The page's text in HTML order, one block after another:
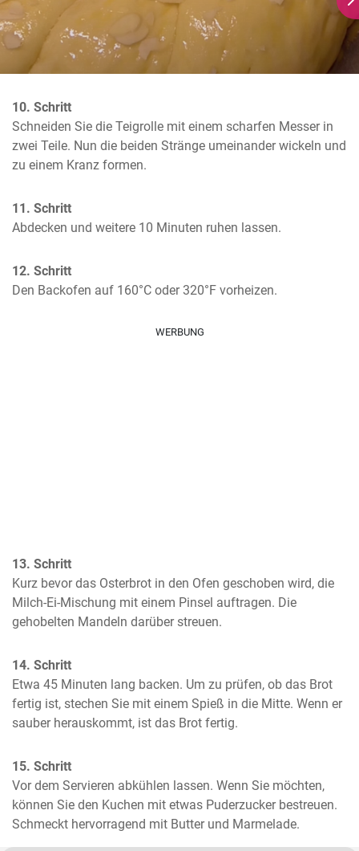
10. Schritt
Schneiden Sie die Teigrolle mit einem scharfen Messer in
zwei Teile. Nun die beiden Stränge umeinander wickeln und
zu einem Kranz formen.
11. Schritt
Abdecken und weitere 10 Minuten ruhen lassen.
12. Schritt
Den Backofen auf 160°C oder 320°F vorheizen.
WERBUNG
13. Schritt
Kurz bevor das Osterbrot in den Ofen geschoben wird, die
Milch-Ei-Mischung mit einem Pinsel auftragen. Die
gehobelten Mandeln darüber streuen.
14. Schritt
Etwa 45 Minuten lang backen. Um zu prüfen, ob das Brot
fertig ist, stechen Sie mit einem Spieß in die Mitte. Wenn er
sauber herauskommt, ist das Brot fertig.
15. Schritt
Vor dem Servieren abkühlen lassen. Wenn Sie möchten,
können Sie den Kuchen mit etwas Puderzucker bestreuen.
Schmeckt hervorragend mit Butter und Marmelade.